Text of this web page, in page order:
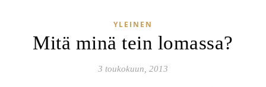
YLEINEN
Mitä minä tein lomassa?
3 toukokuun, 2013